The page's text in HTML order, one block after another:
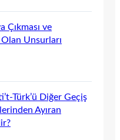
Çıkması ve
Unsurları
Türk’ü Diğer Geçiş
Ayıran